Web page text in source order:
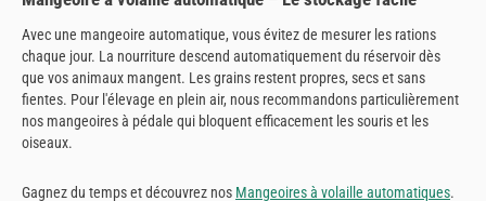
Avec une mangeoire automatique, vous évitez de mesurer les rations
chaque jour. La nourriture descend automatiquement du réservoir dès
que vos animaux mangent. Les grains restent propres, secs et sans
fientes. Pour l'élevage en plein air, nous recommandons particulièrement
nos mangeoires à pédale qui bloquent efficacement les souris et les
oiseaux.
Gagnez du temps et découvrez nos Mangeoires à volaille automatiques.